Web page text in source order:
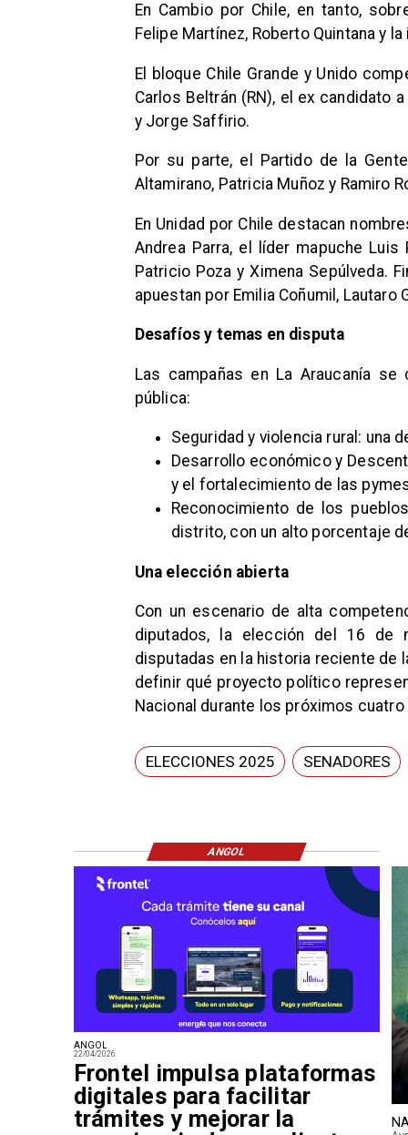
En Cambio por Chile, en tanto,
Felipe Martínez, Roberto Quintana y
El bloque Chile Grande y Unido
Carlos Beltrán (RN), el ex candidato
y Jorge Saffirio.
Por su parte, el Partido de la
Altamirano, Patricia Muñoz y Ramiro
En Unidad por Chile destacan
Andrea Parra, el líder mapuche Luis
Patricio Poza y Ximena Sepúlveda.
apuestan por Emilia Coñumil, Lautaro
Desafíos y temas en disputa
Las campañas en La Araucanía
pública:
Seguridad y violencia rural: una
Desarrollo económico y
y el fortalecimiento de las
Reconocimiento de los
distrito, con un alto porcentaje
Una elección abierta
Con un escenario de alta
diputados, la elección del 16 de
disputadas en la historia reciente de
definir qué proyecto político
Nacional durante los próximos cuatro
ELECCIONES 2025 SENADORES
ANGOL
22/04/2026
Frontel impulsa plataformas
digitales para facilitar
trámites y mejorar la
ANGOL